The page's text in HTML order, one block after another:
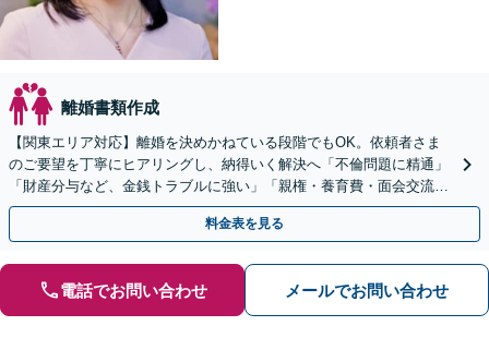
離婚書類作成
【関東エリア対応】離婚を決めかねている段階でもOK。依頼者さま
のご要望を丁寧にヒアリングし、納得いく解決へ「不倫問題に精通」
「財産分与など、金銭トラブルに強い」「親権・養育費・面会交流も
お任せ」【完全個室】【子連れ相談可】【初回相談無料】
料金表を見る
電話でお問い合わせ メールでお問い合わせ